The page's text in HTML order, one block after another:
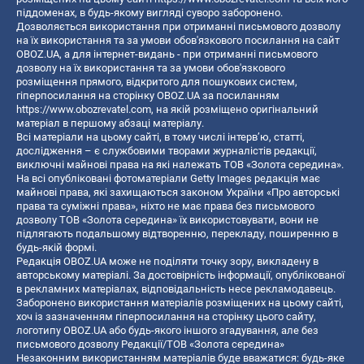
піддоменах, в будь-якому вигляді суворо заборонено.
Дозволяється використання при отриманні письмового дозволу
на їх використання та за умови обов'язкового посилання на сайт
OBOZ.UA, а для інтернет-видань - при отриманні письмового
дозволу на їх використання та за умови обов'язкового
розміщення прямого, відкритого для пошукових систем,
гіперпосилання на сторінку OBOZ.UA за посиланням
https://www.obozrevatel.com, на якій розміщено оригінальний
матеріал в першому абзаці матеріалу.
Всі матеріали на цьому сайті, в тому числі інтерв’ю, статті,
дослідження – є службовими творами журналістів редакції,
виключні майнові права на які належать ТОВ «Золота середина».
На всі опубліковані фотоматеріали Getty Images редакція має
майнові права, які захищаються законом України «Про авторські
права та суміжні права», ніхто не має права без письмового
дозволу ТОВ «Золота середина» їх використовувати, вони не
підлягають подальшому відтворенню, перекладу, поширенню в
будь-якій формі.
Редакція OBOZ.UA може не поділяти точку зору, викладену в
авторському матеріалі. За достовірність інформації, опублікованої
в рекламних матеріалах, відповідальність несе рекламодавець.
Заборонено використання матеріалів розміщених на цьому сайті,
хоч із зазначенням гіперпосилання на сторінку цього сайту,
логотипу OBOZ.UA або будь-якого іншого згадування, але без
письмового дозволу Редакції/ТОВ «Золота середина»
Незаконним використанням матеріалів буде вважатися: будь-яке